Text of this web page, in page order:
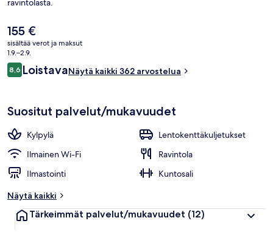
ravintolasta.
Nykyinen
hinta
on
155 €
155 €
sisältää verot ja maksut
1.9.–2.9.
Arvostelut
8,68,6 kautta 10.
LoistavaNäytä kaikki 362 arvostelua
Suositut palvelut/mukavuudet
Kylpylä
Lentokenttäkuljetukset
Ilmainen Wi-Fi
Ravintola
Ilmastointi
Kuntosali
Näytä kaikki
Tärkeimmät palvelut/mukavuudet (12)